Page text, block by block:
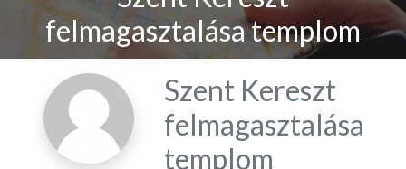
felmagasztalása templom
Szent Kereszt
felmagasztalása
templom